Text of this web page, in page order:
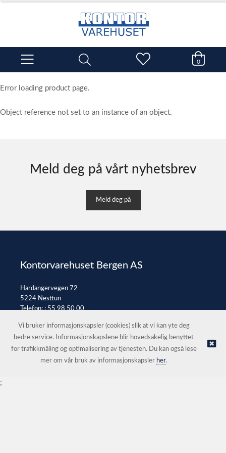
0
Error loading product page.
Object reference not set to an instance of an object.
Meld deg på vårt nyhetsbrev
Meld deg på
Kontorvarehuset Bergen AS
Hardangervegen 72
5224 Nesttun
Telefon: :55 98 50 00
© Kontorvarehuset Bergen AS |Nettbutikk levert av Kréatif
Vi bruker informasjonskapsler (cookies) slik at vi kan yte deg
bedre service. Informasjonskapslene blir hovedsakelig benyttet
for trafikkmåling og optimalisering av tjenesten. Du kan også lese
mer om vår bruk av informasjonskapsler her.
;